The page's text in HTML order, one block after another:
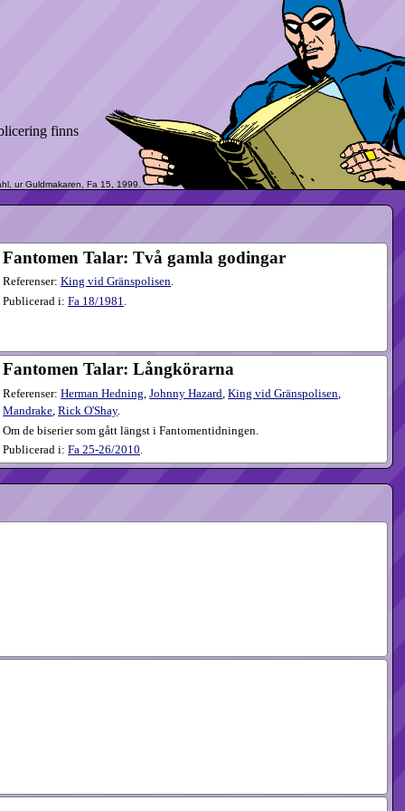
finns
Fantomen Talar: Två gamla godingar
Referenser:King vid Gränspolisen.
Publicerad i:Fa 18​/1981.
Fantomen Talar: Långkörarna
Referenser:Herman Hedning,Johnny Hazard,King vid Gränspolisen,
Mandrake,Rick O'Shay.
Om de biserier som gått längst i Fantomentidningen.
Publicerad i:Fa 25-26​/2010.